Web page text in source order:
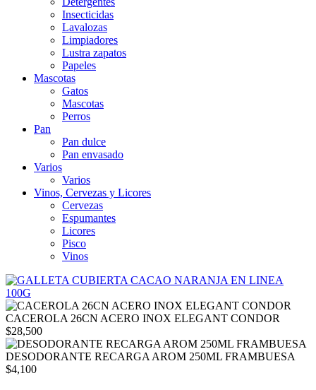
Insecticidas
Lavalozas
Limpiadores
Lustra zapatos
Papeles
Mascotas
Gatos
Mascotas
Perros
Pan
Pan dulce
Pan envasado
Varios
Varios
Vinos, Cervezas y Licores
Cervezas
Espumantes
Licores
Pisco
Vinos
CACEROLA 26CN ACERO INOX ELEGANT CONDOR
$28,500
DESODORANTE RECARGA AROM 250ML FRAMBUESA
$4,100